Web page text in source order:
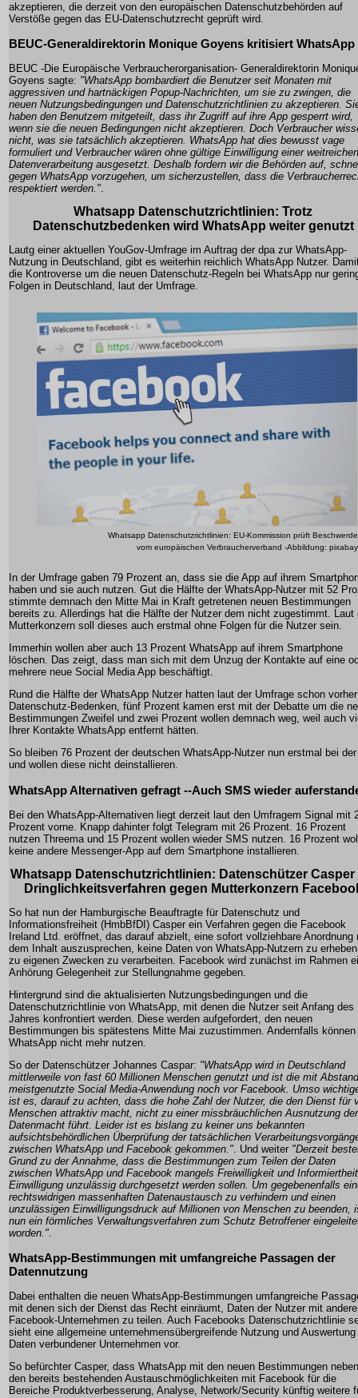
akzeptieren, die derzeit von den europäischen Datenschutzbehörden auf
Verstöße gegen das EU-Datenschutzrecht geprüft wird.
BEUC-Generaldirektorin Monique Goyens kritisiert WhatsApp
BEUC -Die Europäische Verbraucherorganisation- Generaldirektorin
Goyens sagte: "WhatsApp bombardiert die Benutzer seit Monaten mit
aggressiven und hartnäckigen Popup-Nachrichten, um sie zu zwingen, die
neuen Nutzungsbedingungen und Datenschutzrichtlinien zu akzeptieren.
haben den Benutzern mitgeteilt, dass ihr Zugriff auf ihre App gesperrt wird,
wenn sie die neuen Bedingungen nicht akzeptieren. Doch Verbraucher
nicht, was sie tatsächlich akzeptieren. WhatsApp hat dies bewusst vage
formuliert und Verbraucher wären ohne gültige Einwilligung einer
Datenverarbeitung ausgesetzt. Deshalb fordern wir die Behörden auf,
gegen WhatsApp vorzugehen, um sicherzustellen, dass die
respektiert werden.".
Whatsapp Datenschutzrichtlinien: Trotz
Datenschutzbedenken wird WhatsApp weiter genutzt
Lautg einer aktuellen YouGov-Umfrage im Auftrag der dpa zur WhatsApp-
Nutzung in Deutschland, gibt es weiterhin reichlich WhatsApp Nutzer.
die Kontroverse um die neuen Datenschutz-Regeln bei WhatsApp nur
Folgen in Deutschland, laut der Umfrage.
Whatsapp Datenschutzrichtlinien: EU-Kommission prüft Beschwerde
vom europäischen Verbraucherverband -Abbildung: pixabay
In der Umfrage gaben 79 Prozent an, dass sie die App auf ihrem
haben und sie auch nutzen. Gut die Hälfte der WhatsApp-Nutzer mit 52
stimmte demnach den Mitte Mai in Kraft getretenen neuen Bestimmungen
bereits zu. Allerdings hat die Hälfte der Nutzer dem nicht zugestimmt. Laut
Mutterkonzern soll dieses auch erstmal ohne Folgen für die Nutzer sein.
Immerhin wollen aber auch 13 Prozent WhatsApp auf ihrem Smartphone
löschen. Das zeigt, dass man sich mit dem Unzug der Kontakte auf eine
mehrere neue Social Media App beschäftigt.
Rund die Hälfte der WhatsApp Nutzer hatten laut der Umfrage schon vorher
Datenschutz-Bedenken, fünf Prozent kamen erst mit der Debatte um die
Bestimmungen Zweifel und zwei Prozent wollen demnach weg, weil auch
Ihrer Kontakte WhatsApp entfernt hätten.
So bleiben 76 Prozent der deutschen WhatsApp-Nutzer nun erstmal bei der
und wollen diese nicht deinstallieren.
WhatsApp Alternativen gefragt --Auch SMS wieder
Bei den WhatsApp-Alternativen liegt derzeit laut den Umfragem Signal mit
Prozent vorne. Knapp dahinter folgt Telegram mit 26 Prozent. 16 Prozent
nutzen Threema und 15 Prozent wollen wieder SMS nutzen. 16 Prozent
keine andere Messenger-App auf dem Smartphone installieren.
Whatsapp Datenschutzrichtlinien: Datenschützer Casper
Dringlichkeitsverfahren gegen Mutterkonzern
So hat nun der Hamburgische Beauftragte für Datenschutz und
Informationsfreiheit (HmbBfDI) Casper ein Verfahren gegen die Facebook
Ireland Ltd. eröffnet, das darauf abzielt, eine sofort vollziehbare Anordnung
dem Inhalt auszusprechen, keine Daten von WhatsApp-Nutzern zu
zu eigenen Zwecken zu verarbeiten. Facebook wird zunächst im Rahmen
Anhörung Gelegenheit zur Stellungnahme gegeben.
Hintergrund sind die aktualisierten Nutzungsbedingungen und die
Datenschutzrichtlinie von WhatsApp, mit denen die Nutzer seit Anfang des
Jahres konfrontiert werden. Diese werden aufgefordert, den neuen
Bestimmungen bis spätestens Mitte Mai zuzustimmen. Andernfalls
WhatsApp nicht mehr nutzen.
So der Datenschützer Johannes Caspar: "WhatsApp wird in Deutschland
mittlerweile von fast 60 Millionen Menschen genutzt und ist die mit Abstand
meistgenutzte Social Media-Anwendung noch vor Facebook. Umso
ist es, darauf zu achten, dass die hohe Zahl der Nutzer, die den Dienst für
Menschen attraktiv macht, nicht zu einer missbräuchlichen Ausnutzung der
Datenmacht führt. Leider ist es bislang zu keiner uns bekannten
aufsichtsbehördlichen Überprüfung der tatsächlichen
zwischen WhatsApp und Facebook gekommen." . Und weiter "Derzeit
Grund zu der Annahme, dass die Bestimmungen zum Teilen der Daten
zwischen WhatsApp und Facebook mangels Freiwilligkeit und
Einwilligung unzulässig durchgesetzt werden sollen. Um gegebenenfalls
rechtswidrigen massenhaften Datenaustausch zu verhindern und einen
unzulässigen Einwilligungsdruck auf Millionen von Menschen zu beenden,
nun ein förmliches Verwaltungsverfahren zum Schutz Betroffener
worden."
WhatsApp-Bestimmungen mit umfangreiche Passagen der
Datennutzung
Dabei enthalten die neuen WhatsApp-Bestimmungen umfangreiche
mit denen sich der Dienst das Recht einräumt, Daten der Nutzer mit
Facebook-Unternehmen zu teilen. Auch Facebooks Datenschutzrichtlinie
sieht eine allgemeine unternehmensübergreifende Nutzung und
Daten verbundener Unternehmen vor.
So befürchter Casper, dass WhatsApp mit den neuen Bestimmungen neben
den bereits bestehenden Austauschmöglichkeiten mit Facebook für die
Bereiche Produktverbesserung, Analyse, Network/Security künftig weitere